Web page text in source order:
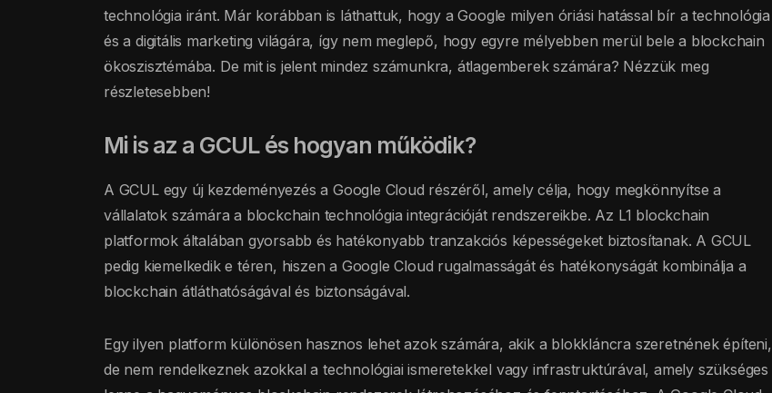
technológia iránt. Már korábban is láthattuk, hogy a Google milyen óriási hatással bír a technológia
és a digitális marketing világára, így nem meglepő, hogy egyre mélyebben merül bele a blockchain
ökoszisztémába. De mit is jelent mindez számunkra, átlagemberek számára? Nézzük meg
részletesebben!
Mi is az a GCUL és hogyan működik?
A GCUL egy új kezdeményezés a Google Cloud részéről, amely célja, hogy megkönnyítse a
vállalatok számára a blockchain technológia integrációját rendszereikbe. Az L1 blockchain
platformok általában gyorsabb és hatékonyabb tranzakciós képességeket biztosítanak. A GCUL
pedig kiemelkedik e téren, hiszen a Google Cloud rugalmasságát és hatékonyságát kombinálja a
blockchain átláthatóságával és biztonságával.
Egy ilyen platform különösen hasznos lehet azok számára, akik a blokkláncra szeretnének építeni,
de nem rendelkeznek azokkal a technológiai ismeretekkel vagy infrastruktúrával, amely szükséges